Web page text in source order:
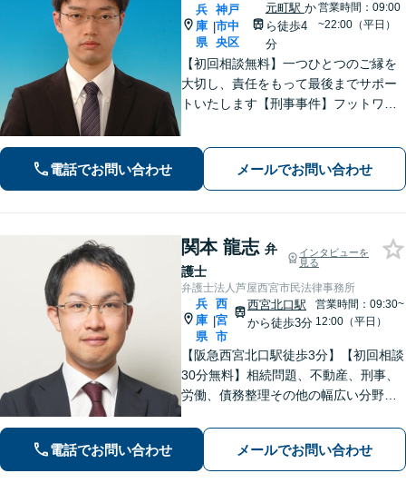
兵
庫
県
|
神戸
市中
央区
元町駅 か
ら徒歩4
分
営業時間：09:00
~22:00（平日）
【初回相談無料】一つひとつのご縁を
大切し、責任をもって最後までサポー
トいたします【刑事事件】フットワー
題】経済面やお子さまの将来を見据
え、納得できる解決策を提案【元町駅4
電話でお問い合わせ メールでお問い合わせ
関本 龍志 弁
護士
インタビューを
見る
弁護士法人芦屋西宮市民法律事務所
兵
庫
県
|
西
宮
市
西宮北口駅
から徒歩3分
営業時間：09:30~
12:00（平日）
【阪急西宮北口駅徒歩3分】【初回相談
30分無料】相続問題、不動産、刑事、
労働、債務整理その他の幅広い分野に
調べて皆様それぞれの問題に合った解
決策をご提案していきます。まずはご
相談を。【完全個室で対応】【バリア
電話でお問い合わせ メールでお問い合わせ